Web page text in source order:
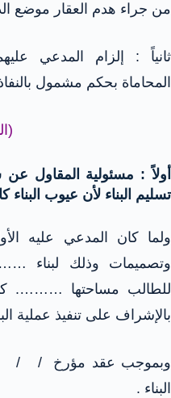
من جراء هدم العقار موضع
ثانياً : إلزام المدعي
المحاماة بحكم مشمول
أولاً : مسئولية المقاول عن
تسليم البناء لأن عيوب
ولما كان المدعي عليه
وتصميمات وذلك
للطالب مساحتها ……….
بالإشراف على تنفيذ عملية
وبموجب عقد مؤرخ / / تعهد
البناء .